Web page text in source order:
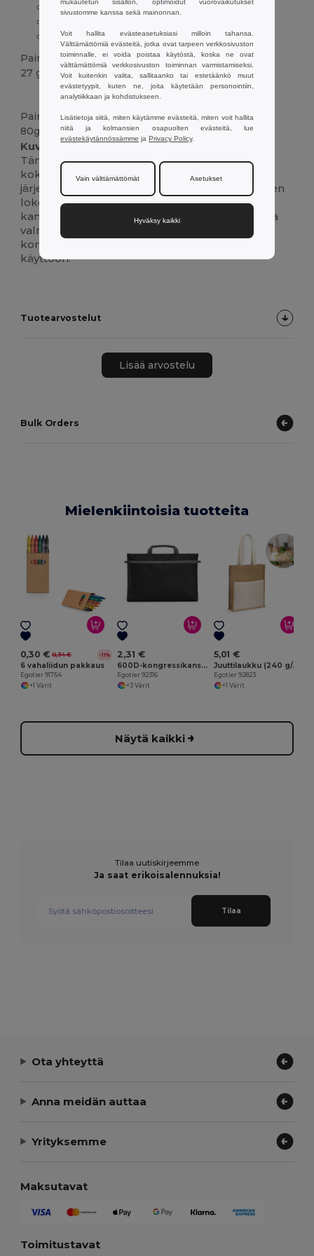
Vetoketjullinen lokero
80 g/m² kuitukangasmateriaali
Paino
27 g.
Korkeat varastot Mukautettavissa
Paino
80g/m²
Kuvaus :
Tämä kevyt ja käytännöllinen kuitukankainen
kokouskansio sopii täydellisesti asiakirjojen
järjestykseen pitämiseen. Siinä on vetoketjullinen
lokeron sulkeminen ja kätevä
kantokahva.Kestävästä 80 g/m² kuitukankaasta
valmistettu kansio sopii erinomaisesti
konferensseihin, kokouksiin tai jokapäiväiseen
käyttöön.
Tuotearvostelut
Lisää arvostelu
Bulk Orders
Mielenkiintoisia tuotteita
0,30 € 0,34 € -11%
6 vahaliidun pakkaus
Egotier 91754
+1 Värit
2,31 €
600D-kongressikansio
Egotier 92316
+3 Värit
5,01 €
Juuttilaukku (240 g/m²) ja tasku 100% puuvillaa (140 gm²)
Egotier 92823
+1 Värit
Näytä kaikki
Tilaa uutiskirjeemme
Ja saat erikoisalennuksia!
Tilaa
Ota yhteyttä
Anna meidän auttaa
Yrityksemme
Maksutavat
Toimitustavat
sivustomme kanssa sekä mainonnan.
Voit hallita evästeasetuksiasi milloin tahansa.
Välttämättömiä evästeitä, jotka ovat tarpeen verkkosivuston
toiminnalle, ei voida poistaa käytöstä, koska ne ovat
välttämättömiä verkkosivuston toiminnan varmistamiseksi.
Voit kuitenkin valita, sallitaanko tai estetäänkö muut
evästetyypit, kuten ne, joita käytetään personointiin,
analytiikkaan ja kohdistukseen.
Lisätietoja siitä, miten käytämme evästeitä, miten voit hallita
niitä ja kolmansien osapuolten evästeitä, lue
evästekäytännössämme ja Privacy Policy.
Vain välttämättömät Asetukset
Hyväksy kaikki